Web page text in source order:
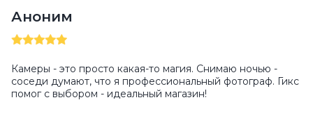
Аноним
Камеры - это просто какая-то магия. Снимаю ночью -
соседи думают, что я профессиональный фотограф. Гикс
помог с выбором - идеальный магазин!